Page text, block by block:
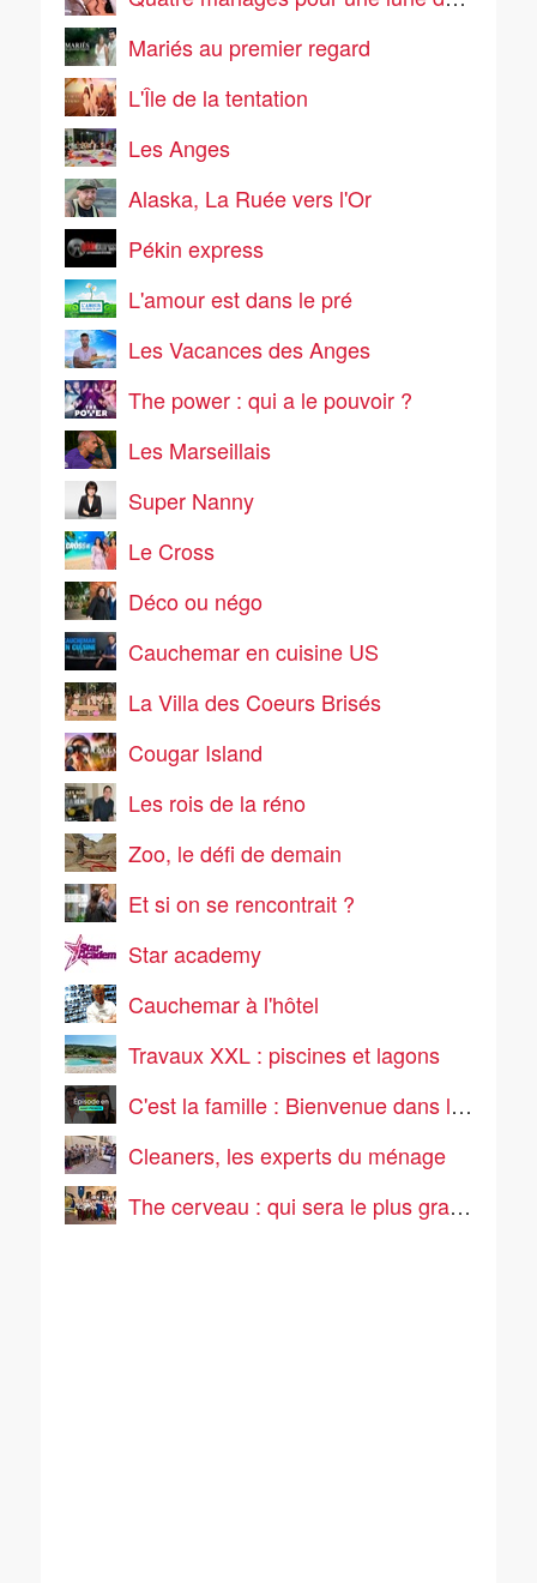
Mariés au premier regard
L'Île de la tentation
Les Anges
Alaska, La Ruée vers l'Or
Pékin express
L'amour est dans le pré
Les Vacances des Anges
The power : qui a le pouvoir ?
Les Marseillais
Super Nanny
Le Cross
Déco ou négo
Cauchemar en cuisine US
La Villa des Coeurs Brisés
Cougar Island
Les rois de la réno
Zoo, le défi de demain
Et si on se rencontrait ?
Star academy
Cauchemar à l'hôtel
Travaux XXL : piscines et lagons
C'est la famille : Bienvenue dans leur vraie vie
Cleaners, les experts du ménage
The cerveau : qui sera le plus grand cerveau de la télé-réalité ?